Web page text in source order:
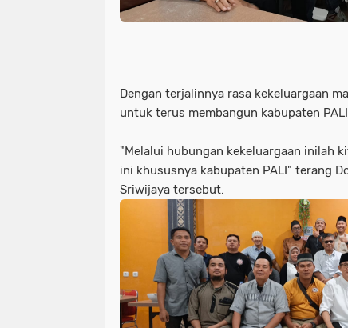
Dengan terjalinnya rasa kekeluargaan
untuk terus membangun kabupaten
"Melalui hubungan kekeluargaan inilah
ini khususnya kabupaten PALI" terang
Sriwijaya tersebut.